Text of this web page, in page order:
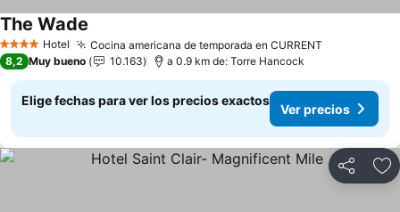
4 EstrellasHotel Cocina americana de temporada en CURRENT
The Wade
8,2 Muy bueno 10.163 a 0.9 km de: Torre Hancock
Elige fechas para ver los precios exactos
Ver precios
Compartir